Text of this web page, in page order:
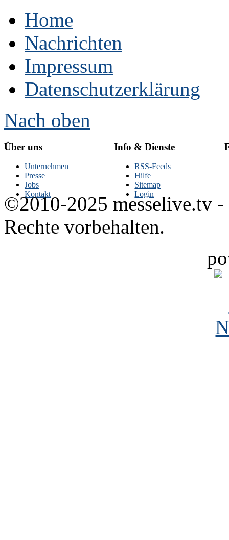
Home
Nachrichten
Impressum
Datenschutzerklärung
Nach oben
Über uns
Unternehmen
Presse
Jobs
Kontakt
Info & Dienste
RSS-Feeds
Hilfe
Sitemap
Login
©2010-2025 messelive.tv -
Rechte vorbehalten.